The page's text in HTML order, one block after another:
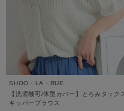
SHOO・LA・RUE
【洗濯機可/体型カバー】とろみタック
キッパーブラウス